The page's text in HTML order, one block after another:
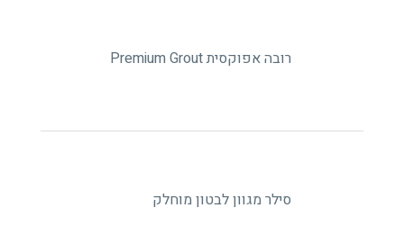
רובה אפוקסית Premium Grout
סילר מגוון לבטון מוחלק